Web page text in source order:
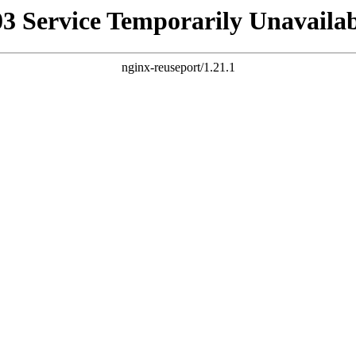
Service Temporarily
nginx-reuseport/1.21.1